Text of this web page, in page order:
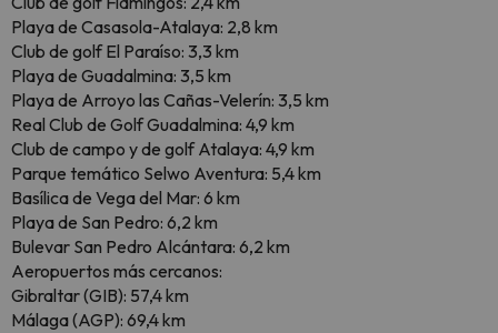
Playa de Casasola-Atalaya: 2,8 km
Club de golf El Paraíso: 3,3 km
Playa de Guadalmina: 3,5 km
Playa de Arroyo las Cañas-Velerín: 3,5 km
Real Club de Golf Guadalmina: 4,9 km
Club de campo y de golf Atalaya: 4,9 km
Parque temático Selwo Aventura: 5,4 km
Basílica de Vega del Mar: 6 km
Playa de San Pedro: 6,2 km
Bulevar San Pedro Alcántara: 6,2 km
Aeropuertos más cercanos:
Gibraltar (GIB): 57,4 km
Málaga (AGP): 69,4 km